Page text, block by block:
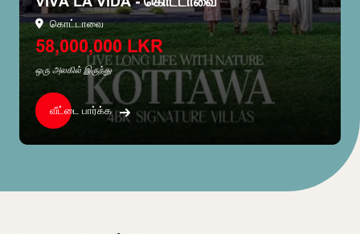
கொட்டாவை
58,000,000 LKR
ஒரு அலகில் இருந்து
வீட்டை பார்க்க